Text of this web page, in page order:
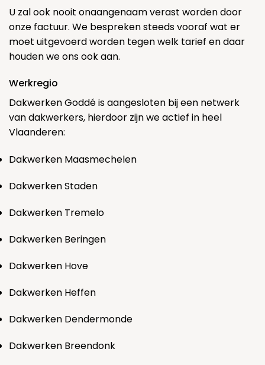
U zal ook nooit onaangenaam verast worden door
onze factuur. We bespreken steeds vooraf wat er
moet uitgevoerd worden tegen welk tarief en daar
houden we ons ook aan.
Werkregio
Dakwerken Goddé is aangesloten bij een netwerk
van dakwerkers, hierdoor zijn we actief in heel
Vlaanderen:
Dakwerken Maasmechelen
Dakwerken Staden
Dakwerken Tremelo
Dakwerken Beringen
Dakwerken Hove
Dakwerken Heffen
Dakwerken Dendermonde
Dakwerken Breendonk